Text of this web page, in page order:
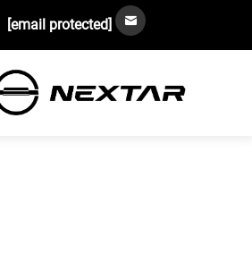
[email protected]